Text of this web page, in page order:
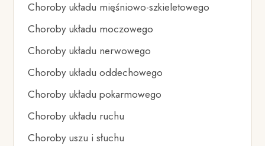
Choroby układu mięśniowo-szkieletowego
Choroby układu moczowego
Choroby układu nerwowego
Choroby układu oddechowego
Choroby układu pokarmowego
Choroby układu ruchu
Choroby uszu i słuchu